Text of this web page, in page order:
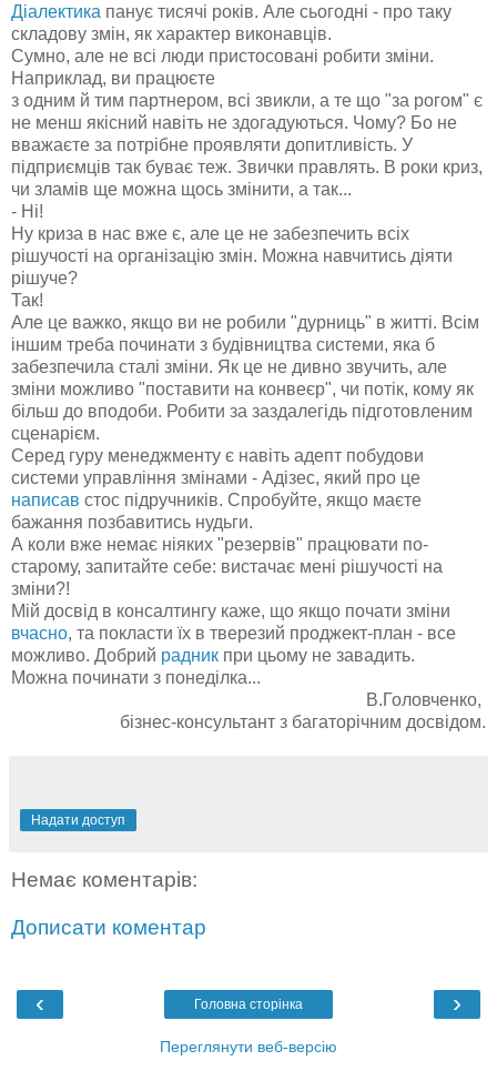
Діалектика панує тисячі років. Але сьогодні - про таку
складову змін, як характер виконавців.
Сумно, але не всі люди пристосовані робити зміни.
Наприклад, ви працюєте
з одним й тим партнером, всі звикли, а те що "за рогом" є
не менш якісний навіть не здогадуються. Чому? Бо не
вважаєте за потрібне проявляти допитливість. У
підприємців так буває теж. Звички правлять. В роки криз,
чи зламів ще можна щось змінити, а так...
- Ні!
Ну криза в нас вже є, але це не забезпечить всіх
рішучості на організацію змін. Можна навчитись діяти
рішуче?
Так!
Але це важко, якщо ви не робили "дурниць" в житті. Всім
іншим треба починати з будівництва системи, яка б
забезпечила сталі зміни. Як це не дивно звучить, але
зміни можливо "поставити на конвеєр", чи потік, кому як
більш до вподоби. Робити за заздалегідь підготовленим
сценарієм.
Серед гуру менеджменту є навіть адепт побудови
системи управління змінами - Адізес, який про це
написав стос підручників. Спробуйте, якщо маєте
бажання позбавитись нудьги.
А коли вже немає ніяких "резервів" працювати по-
старому, запитайте себе: вистачає мені рішучості на
зміни?!
Мій досвід в консалтингу каже, що якщо почати зміни
вчасно, та покласти їх в тверезий проджект-план - все
можливо. Добрий радник при цьому не завадить.
Можна починати з понеділка...
В.Головченко,
бізнес-консультант з багаторічним досвідом.
Надати доступ
Немає коментарів:
Дописати коментар
‹ ›
Головна сторінка
Переглянути веб-версію